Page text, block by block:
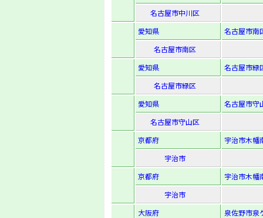
名古屋市中川区
愛知県
名古屋市南
名古屋市南区
愛知県
名古屋市緑
名古屋市緑区
愛知県
名古屋市守
名古屋市守山区
京都府
宇治市木幡
宇治市
京都府
宇治市木幡
宇治市
大阪府
泉佐野市泉